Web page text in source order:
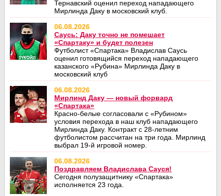
Тернавский оценил переход нападающего
Мирлинда Даку в московский клуб.
06.08.2026
Саусь: Даку точно не помешает
«Спартаку» и будет полезен
Футболист «Спартака» Владислав Саусь
оценил готовящийся переход нападающего
казанского «Рубина» Мирлинда Даку в
московский клуб
06.08.2026
Мирлинд Даку — новый форвард
«Спартака»
Красно-белые согласовали с «Рубином»
условия перехода в наш клуб нападающего
Мирлинда Даку. Контракт с 28-летним
футболистом рассчитан на три года. Мирлинд
выбрал 19-й игровой номер.
06.08.2026
Поздравляем Владислава Сауся!
Сегодня полузащитнику «Спартака»
исполняется 23 года.